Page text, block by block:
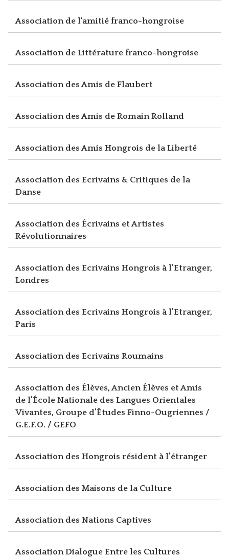
Association de l'amitié franco-hongroise
Association de Littérature franco-hongroise
Association des Amis de Flaubert
Association des Amis de Romain Rolland
Association des Amis Hongrois de la Liberté
Association des Ecrivains & Critiques de la
Danse
Association des Écrivains et Artistes
Révolutionnaires
Association des Ecrivains Hongrois à l’Etranger,
Londres
Association des Ecrivains Hongrois à l’Etranger,
Paris
Association des Ecrivains Roumains
Association des Élèves, Ancien Élèves et Amis
de l’École Nationale des Langues Orientales
Vivantes, Groupe d’Études Finno-Ougriennes /
G.E.F.O. / GEFO
Association des Hongrois résident à l’étranger
Association des Maisons de la Culture
Association des Nations Captives
Association Dialogue Entre les Cultures